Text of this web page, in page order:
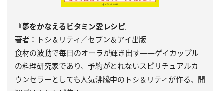
『夢をかなえるビタミン愛レシピ』
著者：トシ＆リティ／セブン＆アイ出版
食材の波動で毎日のオーラが輝き出す――ゲイカップル
の料理研究家であり、予約がとれないスピリチュアルカ
ウンセラーとしても人気沸騰中のトシ＆リティが作る、開